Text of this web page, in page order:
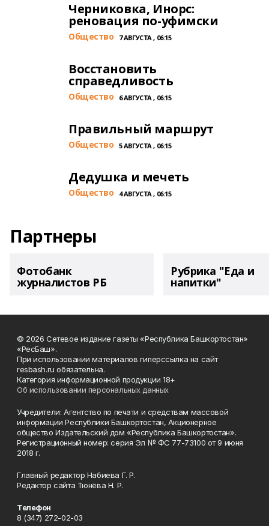
Черниковка, Инорс:
реновация по-уфимски
Общество 7 АВГУСТА , 06:15
Восстановить
справедливость
Общество 6 АВГУСТА , 06:15
Правильный маршрут
Общество 5 АВГУСТА , 06:15
Дедушка и мечеть
Общество 4 АВГУСТА , 06:15
Партнеры
Фотобанк
журналистов РБ
Рубрика "Еда и
напитки"
© 2026 Сетевое издание газеты «Республика Башкортостан»
«РесБаш».
При использовании материалов гиперссылка на сайт
resbash.ru обязательна.
Категория информационной продукции 18+
Об использовании персональных данных
Учредители: Агентство по печати и средствам массовой
информации Республики Башкортостан, Акционерное
общество Издательский дом «Республика Башкортостан».
Регистрационный номер: серия Эл № ФС 77-73100 от 9 июня
2018 г.
Главный редактор Набиева Г. Р.
Редактор сайта Тюнёва Н. Р.
Телефон
8 (347) 272-02-03